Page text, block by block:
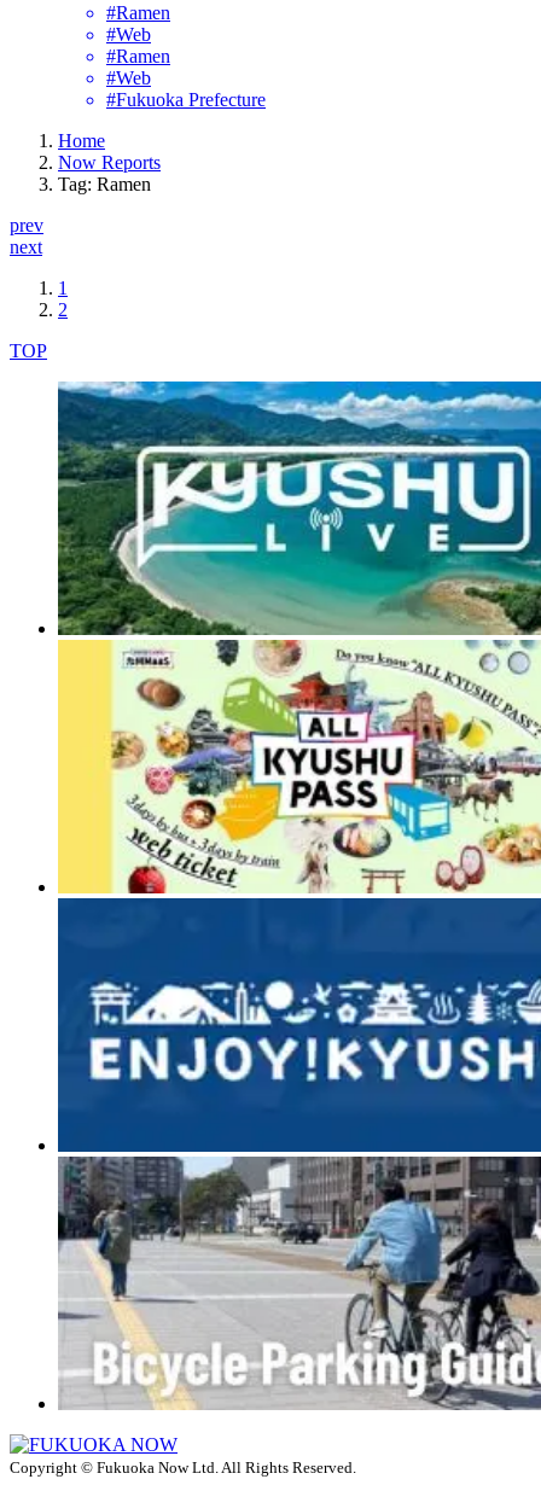
#Ramen
#Web
#Ramen
#Web
#Fukuoka Prefecture
Home
Now Reports
Tag: Ramen
prev
next
1
2
TOP
Copyright © Fukuoka Now Ltd. All Rights Reserved.